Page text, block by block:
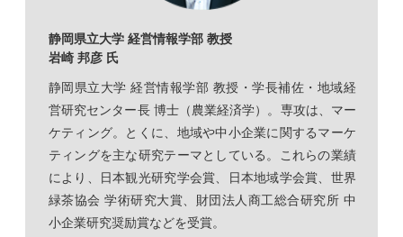
静岡県立大学 経営情報学部 教授
岩崎 邦彦 氏
静岡県立大学 経営情報学部 教授・学長補佐・地域経
営研究センター長 博士（農業経済学）。専攻は、マー
ケティング。とくに、地域や中小企業に関するマーケ
ティングを主な研究テーマとしている。これらの業績
により、日本観光研究学会賞、日本地域学会賞、世界
緑茶協会 学術研究大賞、財団法人商工総合研究所 中
小企業研究奨励賞などを受賞。